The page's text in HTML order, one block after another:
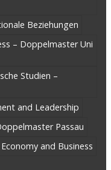
Beziehungen
– Doppelmaster Uni
Studien –
and Leadership
Passau
and Business